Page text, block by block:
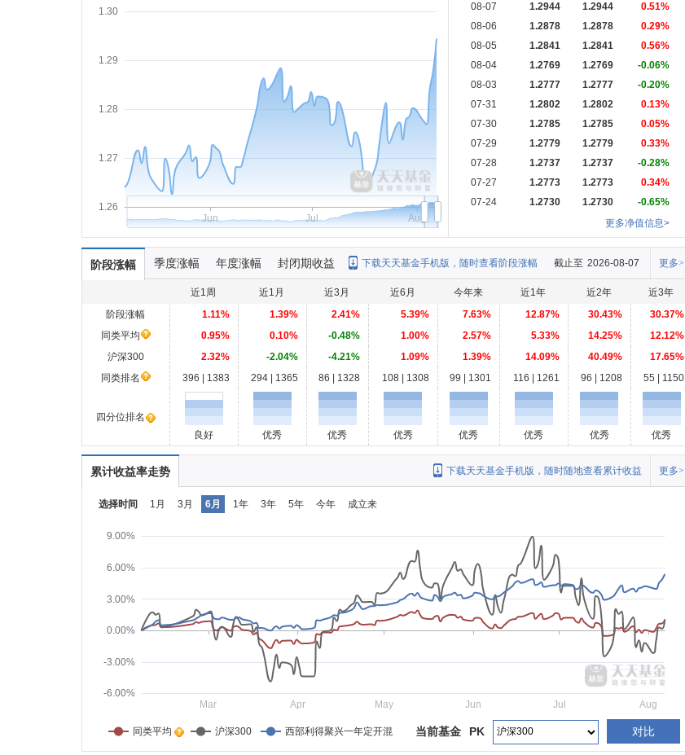
1.26
1.27
1.28
1.29
1.30
Jun Jul Aug
08-07
1.2944 1.2944
0.51%
08-06
1.2878 1.2878
0.29%
08-05
1.2841 1.2841
0.56%
08-04
1.2769 1.2769
-0.06%
08-03
1.2777 1.2777
-0.20%
07-31
1.2802 1.2802
0.13%
07-30
1.2785 1.2785
0.05%
07-29
1.2779 1.2779
0.33%
07-28
1.2737 1.2737
-0.28%
07-27
1.2773 1.2773
0.34%
07-24
1.2730 1.2730
-0.65%
更多净值信息>
阶段涨幅 季度涨幅 年度涨幅 封闭期收益 更多>
截止至 2026-08-07
下载天天基金手机版，随时查看阶段涨幅
近1周 近1月 近3月 近6月 今年来 近1年 近2年
近3年
阶段涨幅
1.11% 1.39% 2.41% 5.39% 7.63% 12.87% 30.43%
30.37%
同类平均
0.95% 0.10% -0.48% 1.00% 2.57% 5.33% 14.25%
12.12%
沪深300
2.32% -2.04% -4.21% 1.09% 1.39% 14.09% 40.49%
17.65%
同类排名
396 | 1383 294 | 1365 86 | 1328 108 | 1308 99 | 1301 116 | 1261 96 | 1208 55 | 1150
四分位排名
良好
优秀 优秀 优秀 优秀 优秀 优秀 优秀
累计收益率走势 更多>
下载天天基金手机版，随时随地查看累计收益
选择时间 1月 3月 6月 1年 3年 5年 今年 成立来
-6.00%
-3.00%
0.00%
3.00%
6.00%
9.00%
Mar Apr May Jun Jul Aug
同类平均 沪深300 西部利得聚兴一年定开混 对比
PK
当前基金